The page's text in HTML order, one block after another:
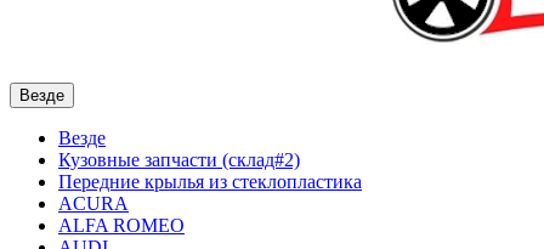
Везде
Везде
Кузовные запчасти (склад#2)
Передние крылья из стеклопластика
ACURA
ALFA ROMEO